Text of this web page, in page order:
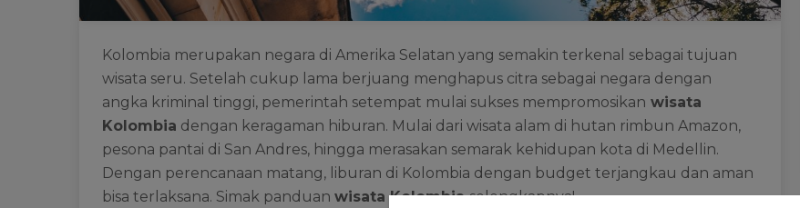
Kolombia merupakan negara di Amerika Selatan yang semakin terkenal sebagai tujuan
wisata seru. Setelah cukup lama berjuang menghapus citra sebagai negara dengan
angka kriminal tinggi, pemerintah setempat mulai sukses mempromosikan wisata
Kolombia dengan keragaman hiburan. Mulai dari wisata alam di hutan rimbun Amazon,
pesona pantai di San Andres, hingga merasakan semarak kehidupan kota di Medellin.
Dengan perencanaan matang, liburan di Kolombia dengan budget terjangkau dan aman
bisa terlaksana. Simak panduan wisata Kolombiaselengkapnya!